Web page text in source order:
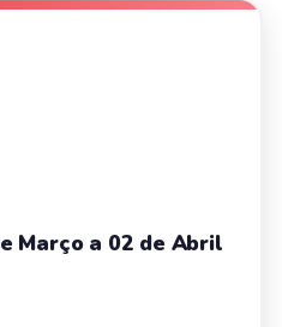
Março a 02 de Abril